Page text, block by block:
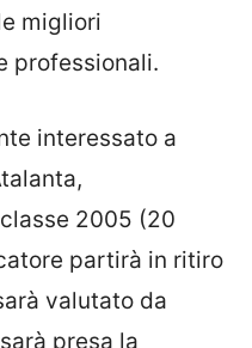
migliori
professionali.
interessato a
2005 (20
partirà in ritiro
valutato da
presa la